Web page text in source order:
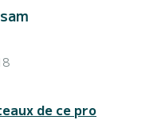
de ce pro